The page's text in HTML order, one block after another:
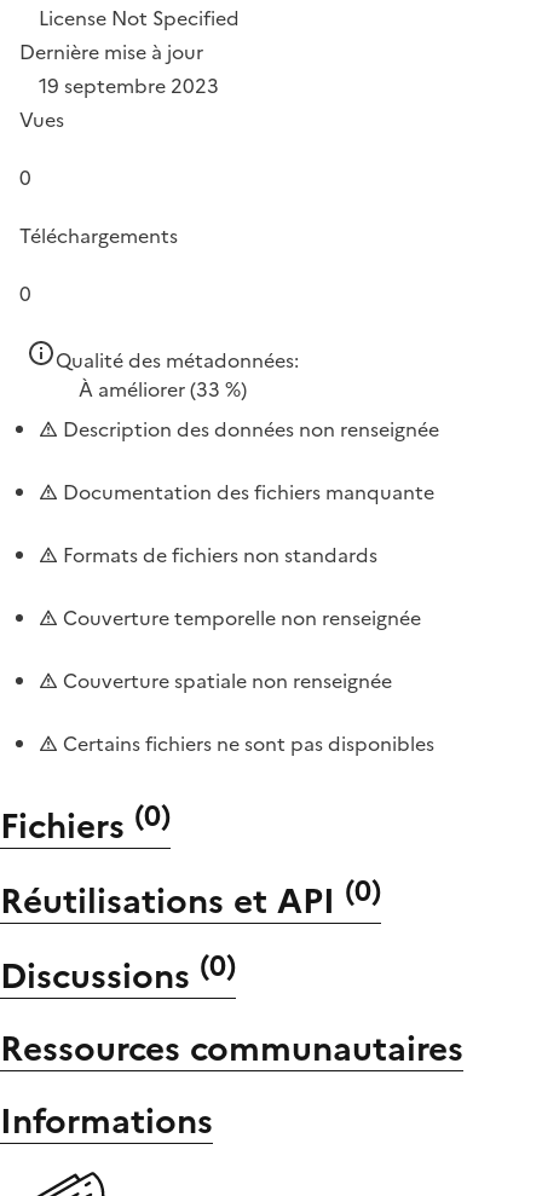
License Not Specified
Dernière mise à jour
19 septembre 2023
Vues
0
Téléchargements
0
Qualité des métadonnées:
À améliorer(33 %)
Description des données non renseignée
Documentation des fichiers manquante
Formats de fichiers non standards
Couverture temporelle non renseignée
Couverture spatiale non renseignée
Certains fichiers ne sont pas disponibles
Fichiers (0)
Réutilisations et API (0)
Discussions (0)
Ressources communautaires
Informations